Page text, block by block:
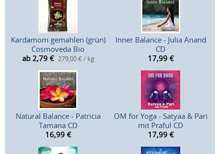
Kardamom gemahlen (grün)
Cosmoveda Bio
ab 2,79 € 279,00 € / kg
Inner Balance - Julia Anand
CD
17,99 €
Natural Balance - Patricia
Tamana CD
16,99 €
OM for Yoga - Satyaa & Pari
mit Praful CD
17,99 €